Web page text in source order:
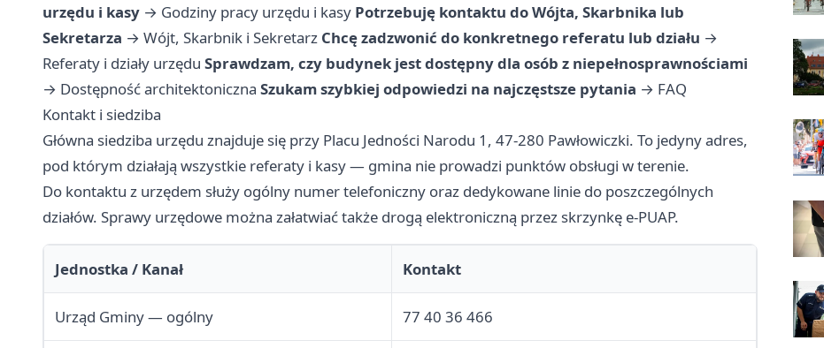
urzędu i kasy → Godziny pracy urzędu i kasy Potrzebuję kontaktu do Wójta, Skarbnika lub
Sekretarza → Wójt, Skarbnik i Sekretarz Chcę zadzwonić do konkretnego referatu lub działu →
Referaty i działy urzędu Sprawdzam, czy budynek jest dostępny dla osób z niepełnosprawnościami
→ Dostępność architektoniczna Szukam szybkiej odpowiedzi na najczęstsze pytania → FAQ
Kontakt i siedziba
Główna siedziba urzędu znajduje się przy Placu Jedności Narodu 1, 47-280 Pawłowiczki. To jedyny adres,
pod którym działają wszystkie referaty i kasy — gmina nie prowadzi punktów obsługi w terenie.
Do kontaktu z urzędem służy ogólny numer telefoniczny oraz dedykowane linie do poszczególnych
działów. Sprawy urzędowe można załatwiać także drogą elektroniczną przez skrzynkę e-PUAP.
Jednostka / Kanał Kontakt
Urząd Gminy — ogólny 77 40 36 466